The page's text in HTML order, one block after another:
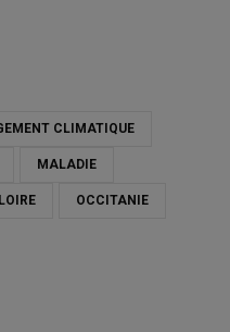
CLIMATIQUE
MALADIE
LOIRE OCCITANIE